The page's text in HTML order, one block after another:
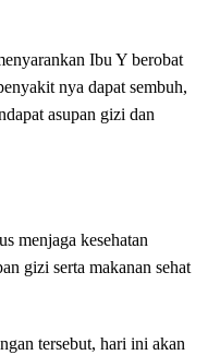
Ibu Y berobat
nya dapat sembuh,
asupan gizi dan
menjaga kesehatan
gizi serta makanan sehat
tersebut, hari ini akan